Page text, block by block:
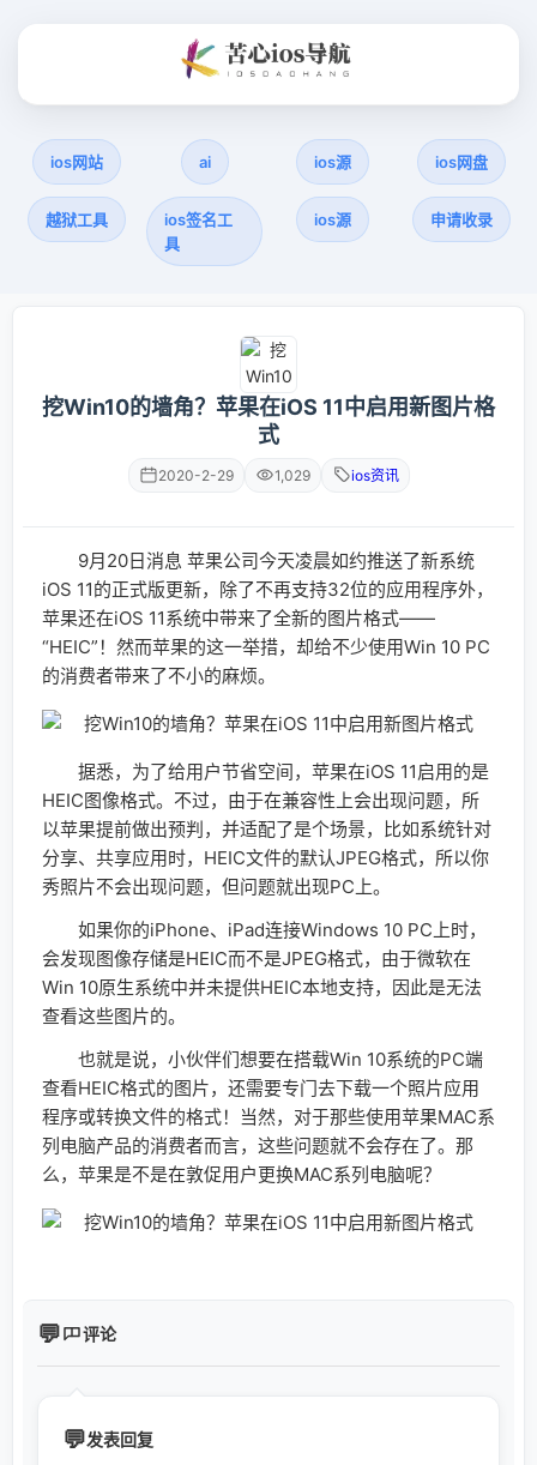
ios网站 ai ios源 ios网盘
越狱工具
ios签名工
具
ios源 申请收录
挖Win10的墙角？苹果在iOS 11中启用新图片格
式
2020-2-29 1,029 ios资讯
9月20日消息 苹果公司今天凌晨如约推送了新系统
iOS 11的正式版更新，除了不再支持32位的应用程序外，
苹果还在iOS 11系统中带来了全新的图片格式——
“HEIC”！然而苹果的这一举措，却给不少使用Win 10 PC
的消费者带来了不小的麻烦。
据悉，为了给用户节省空间，苹果在iOS 11启用的是
HEIC图像格式。不过，由于在兼容性上会出现问题，所
以苹果提前做出预判，并适配了是个场景，比如系统针对
分享、共享应用时，HEIC文件的默认JPEG格式，所以你
秀照片不会出现问题，但问题就出现PC上。
如果你的iPhone、iPad连接Windows 10 PC上时，
会发现图像存储是HEIC而不是JPEG格式，由于微软在
Win 10原生系统中并未提供HEIC本地支持，因此是无法
查看这些图片的。
也就是说，小伙伴们想要在搭载Win 10系统的PC端
查看HEIC格式的图片，还需要专门去下载一个照片应用
程序或转换文件的格式！当然，对于那些使用苹果MAC系
列电脑产品的消费者而言，这些问题就不会存在了。那
么，苹果是不是在敦促用户更换MAC系列电脑呢？
评论
发表回复